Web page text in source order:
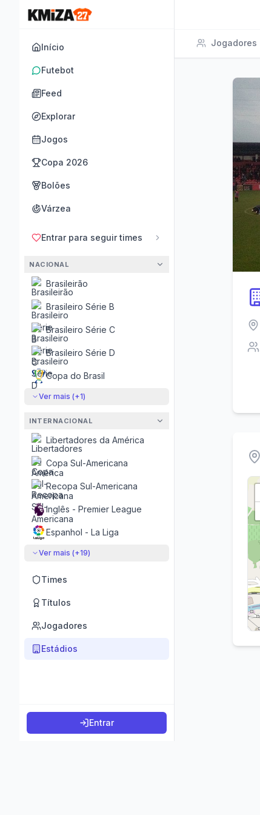
Início
Futebot
Feed
Explorar
Jogos
Copa 2026
Bolões
Várzea
Entrar para seguir times
NACIONAL
Brasileirão
Brasileiro Série B
Brasileiro Série C
Brasileiro Série D
Copa do Brasil
Ver mais (+1)
INTERNACIONAL
Libertadores da América
Copa Sul-Americana
Recopa Sul-Americana
Inglês - Premier League
Espanhol - La Liga
Ver mais (+19)
Times
Títulos
Jogadores
Estádios
Entrar
Jogadores